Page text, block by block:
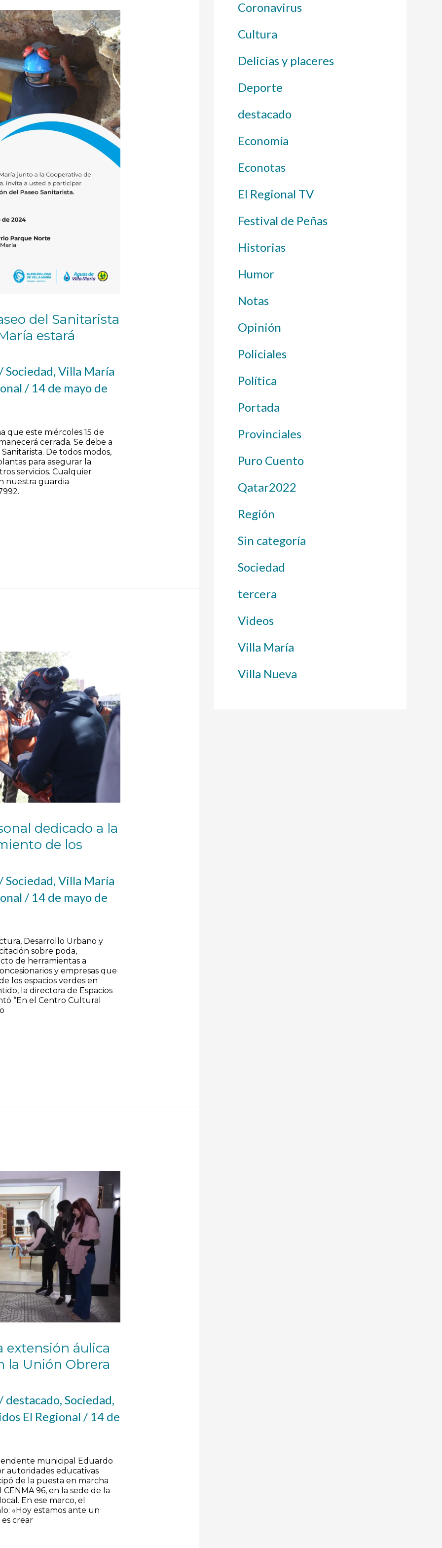
del Sanitarista
estará
Sociedad,Villa María
/ 14 de mayo de
que este miércoles 15 de
cerrada. Se debe a
De todos modos,
para asegurar la
servicios. Cualquier
nuestra guardia
dedicado a la
de los
/Sociedad,Villa María
/ 14 de mayo de
Desarrollo Urbano y
sobre poda,
de herramientas a
y empresas que
los espacios verdes en
la directora de Espacios
“En el Centro Cultural
extensión áulica
la Unión Obrera
destacado,Sociedad,
El Regional/ 14 de
municipal Eduardo
autoridades educativas
de la puesta en marcha
96, en la sede de la
En ese marco, el
«Hoy estamos ante un
crear
Coronavirus
Cultura
Delicias y placeres
Deporte
destacado
Economía
Econotas
El Regional TV
Festival de Peñas
Historias
Humor
Notas
Opinión
Policiales
Política
Portada
Provinciales
Puro Cuento
Qatar2022
Región
Sin categoría
Sociedad
tercera
Videos
Villa María
Villa Nueva